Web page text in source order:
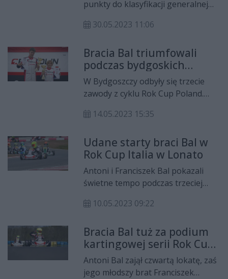
także w klasyfikacji Expert.
punkty do klasyfikacji generalnej
Italia. O wiele mniej szczęścia w w
młodszy brat, Franciszek.
30.05.2023 11:06
Bracia Bal triumfowali
podczas bydgoskich
zawodów Rok Cup Poland
W Bydgoszczy odbyły się trzecie
zawody z cyklu Rok Cup Poland.
się w nich: Franciszek i Antoni Bal,
kategoriach!
14.05.2023 15:35
Udane starty braci Bal w
Rok Cup Italia w Lonato
Antoni i Franciszek Bal pokazali
świetne tempo podczas trzeciej
kartingowego Rok Cup Italia,
obsadzonej, międzynarodowej
stawce w pierwszej dziesiątce w
swoich klasach.
10.05.2023 09:22
Bracia Bal tuż za podium
kartingowej serii Rok Cup
Poland
Antoni Bal zajął czwartą lokatę, zaś
jego młodszy brat Franciszek